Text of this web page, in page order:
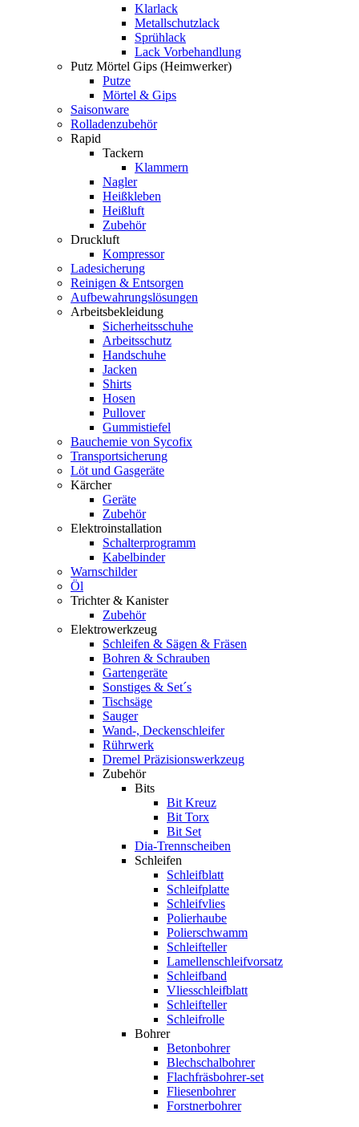
Klarlack
Metallschutzlack
Sprühlack
Lack Vorbehandlung
Putz Mörtel Gips (Heimwerker)
Putze
Mörtel & Gips
Saisonware
Rolladenzubehör
Rapid
Tackern
Klammern
Nagler
Heißkleben
Heißluft
Zubehör
Druckluft
Kompressor
Ladesicherung
Reinigen & Entsorgen
Aufbewahrungslösungen
Arbeitsbekleidung
Sicherheitsschuhe
Arbeitsschutz
Handschuhe
Jacken
Shirts
Hosen
Pullover
Gummistiefel
Bauchemie von Sycofix
Transportsicherung
Löt und Gasgeräte
Kärcher
Geräte
Zubehör
Elektroinstallation
Schalterprogramm
Kabelbinder
Warnschilder
Öl
Trichter & Kanister
Zubehör
Elektrowerkzeug
Schleifen & Sägen & Fräsen
Bohren & Schrauben
Gartengeräte
Sonstiges & Set´s
Tischsäge
Sauger
Wand-, Deckenschleifer
Rührwerk
Dremel Präzisionswerkzeug
Zubehör
Bits
Bit Kreuz
Bit Torx
Bit Set
Dia-Trennscheiben
Schleifen
Schleifblatt
Schleifplatte
Schleifvlies
Polierhaube
Polierschwamm
Schleifteller
Lamellenschleifvorsatz
Schleifband
Vliesschleifblatt
Schleifteller
Schleifrolle
Bohrer
Betonbohrer
Blechschalbohrer
Flachfräsbohrer-set
Fliesenbohrer
Forstnerbohrer